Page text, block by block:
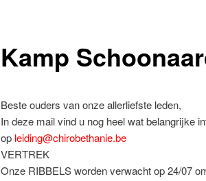
Kamp
Beste ouders van onze allerliefste leden,
In deze mail vind u nog heel wat belangrijke
op leiding@chirobethanie.be
VERTREK
Onze RIBBELS worden verwacht op 24/07